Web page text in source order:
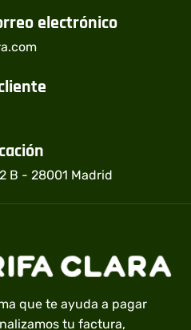
electrónico
B - 28001 Madrid
que te ayuda a pagar
tu factura,